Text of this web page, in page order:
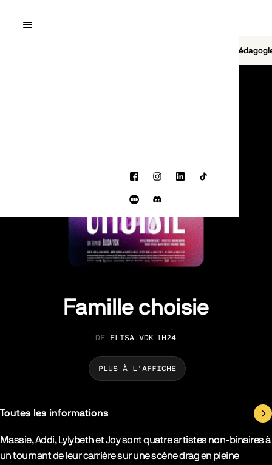
Quai10
FacebookInstagram
LinkedInTikTok
Letterboxd
Discord
Famille choisie
RÉALISATION
ELISA VDK DURÉE
1H24
PLUS À L’AFFICHE
Toutes les informations
Synopsys & Casting
Massie, Addi, Lylybeth et Joy sont quatre artistes non-binaires à
un tournant de leur carrière sur une scène drag en pleine